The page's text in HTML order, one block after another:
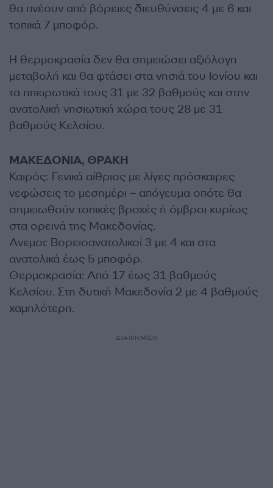
θα πνέουν από βόρειες διευθύνσεις 4 με 6 και
τοπικά 7 μποφόρ.
Η θερμοκρασία δεν θα σημειώσει αξιόλογη
μεταβολή και θα φτάσει στα νησιά του Ιονίου και
τα ηπειρωτικά τους 31 με 32 βαθμούς και στην
ανατολική νησιωτική χώρα τους 28 με 31
βαθμούς Κελσίου.
ΜΑΚΕΔΟΝΙΑ, ΘΡΑΚΗ
Καιρός: Γενικά αίθριος με λίγες πρόσκαιρες
νεφώσεις το μεσημέρι – απόγευμα οπότε θα
σημειωθούν τοπικές βροχές ή όμβροι κυρίως
στα ορεινά της Μακεδονίας.
Ανεμοι: Βορειοανατολικοί 3 με 4 και στα
ανατολικά έως 5 μποφόρ.
Θερμοκρασία: Από 17 έως 31 βαθμούς
Κελσίου. Στη δυτική Μακεδονία 2 με 4 βαθμούς
χαμηλότερη.
ΔΙΑΦΗΜΙΣΗ